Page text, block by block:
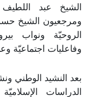
الشيخ عبد
ومرجعيون الشيخ
الروحيّة ونواب
وفاعليات اجتماعيّة
بعد النشيد الوطني
الدراسات